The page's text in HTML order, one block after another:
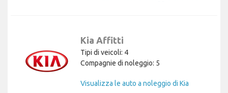
Kia Affitti
Tipi di veicoli: 4
Compagnie di noleggio: 5
Visualizza le auto a noleggio di Kia